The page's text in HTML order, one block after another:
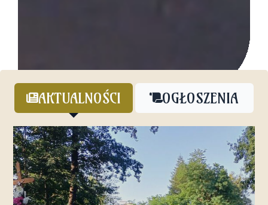
AKTUALNOŚCI OGŁOSZENIA